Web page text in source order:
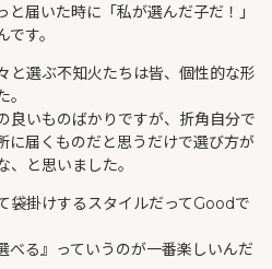
届いた時に「私が選んだ子だ！」
す。
と選ぶ不知火たちは皆、個性的な形
良いものばかりですが、折角自分で
に届くものだと思うだけで選び方が
と思いました。
袋掛けするスタイルだってGoodで
べる』っていうのが一番楽しいんだ